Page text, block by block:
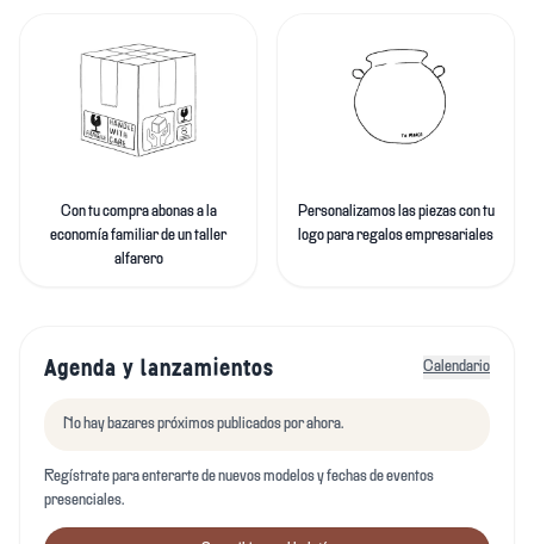
Con tu compra abonas a la
economía familiar de un taller
alfarero
Personalizamos las piezas con tu
logo para regalos empresariales
Agenda y lanzamientos Calendario
No hay bazares próximos publicados por ahora.
Regístrate para enterarte de nuevos modelos y fechas de eventos
presenciales.